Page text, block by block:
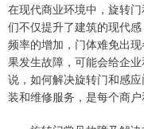
在现代商业环境中，旋转
们不仅提升了建筑的现代
频率的增加，门体难免出
果发生故障，可能会给企
说，如何解决旋转门和感
装和维修服务，是每个商户